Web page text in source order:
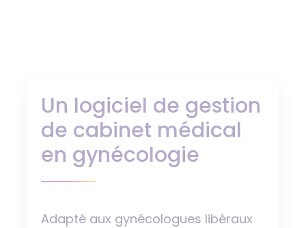
Un logiciel de gestion
de cabinet médical
en gynécologie
Adapté aux gynécologues libéraux